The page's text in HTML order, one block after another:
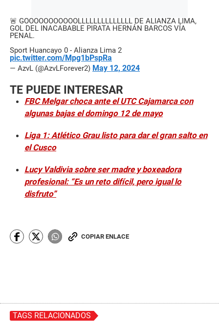
🚨 GOOOOOOOOOOOLLLLLLLLLLLLLL DE ALIANZA LIMA,
GOL DEL INACABABLE PIRATA HERNÁN BARCOS VÍA
PENAL.
Sport Huancayo 0 - Alianza Lima 2
pic.twitter.com/Mpg1bPspRa
— AzvL (@AzvLForever2) May 12, 2024
TE PUEDE INTERESAR
FBC Melgar choca ante el UTC Cajamarca con
algunas bajas el domingo 12 de mayo
Liga 1: Atlético Grau listo para dar el gran salto en
el Cusco
Lucy Valdivia sobre ser madre y boxeadora
profesional: “Es un reto difícil, pero igual lo
disfruto”
COPIAR ENLACE
TAGS RELACIONADOS